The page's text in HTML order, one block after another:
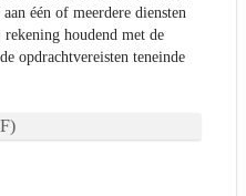
één of meerdere diensten
houdend met de
opdrachtvereisten teneinde